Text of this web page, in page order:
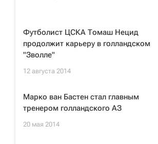
Футболист ЦСКА Томаш Нецид
продолжит карьеру в голландском
"Зволле"
12 августа 2014
Марко ван Бастен стал главным
тренером голландского АЗ
20 мая 2014